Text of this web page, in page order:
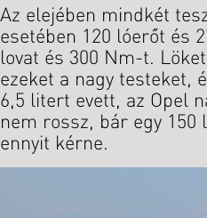
Az elejében mindkét
esetében 120 lóerőt és
lovat és 300 Nm-t.
ezeket a nagy testeket,
6,5 litert evett, az Opel
nem rossz, bár egy 150
ennyit kérne.